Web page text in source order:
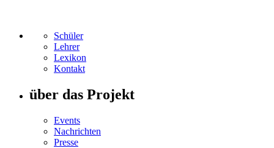
Schüler
Lehrer
Lexikon
Kontakt
über das Projekt
Events
Nachrichten
Presse